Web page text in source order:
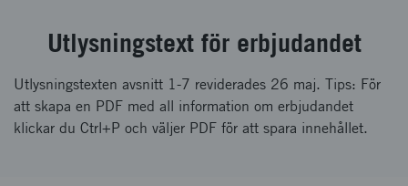
Utlysningstext för erbjudandet
Utlysningstexten avsnitt 1-7 reviderades 26 maj. Tips: För
att skapa en PDF med all information om erbjudandet
klickar du Ctrl+P och väljer PDF för att spara innehållet.